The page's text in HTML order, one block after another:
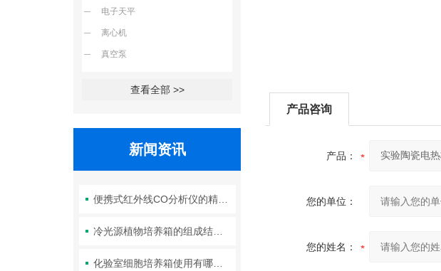
电子天平
离心机
真空泵
查看全部 >>
新闻资讯
便携式红外线CO分析仪的精度如何？
冷光源植物培养箱的组成结构及作用分析
化验室细胞培养箱使用有哪些要求？箱体清洁如何进行？
产品咨询
产品：
您的单位：
您的姓名：